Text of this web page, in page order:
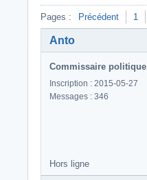
Pages : Précédent 1
Anto
Commissaire politique
Inscription : 2015-05-27
Messages : 346
Hors ligne